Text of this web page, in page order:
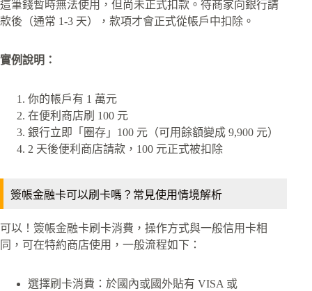
這筆錢暫時無法使用，但尚未正式扣款。待商家向銀行請
款後（通常 1-3 天），款項才會正式從帳戶中扣除。
實例說明：
你的帳戶有 1 萬元
在便利商店刷 100 元
銀行立即「圈存」100 元（可用餘額變成 9,900 元）
2 天後便利商店請款，100 元正式被扣除
簽帳金融卡可以刷卡嗎？常見使用情境解析
可以！簽帳金融卡刷卡消費，操作方式與一般信用卡相
同，可在特約商店使用，一般流程如下：
選擇刷卡消費：於國內或國外貼有 VISA 或